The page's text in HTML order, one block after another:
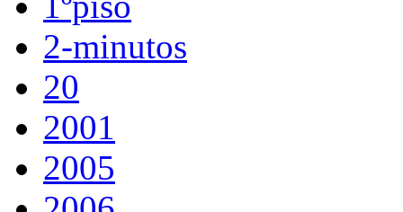
2-minutos
20
2001
2005